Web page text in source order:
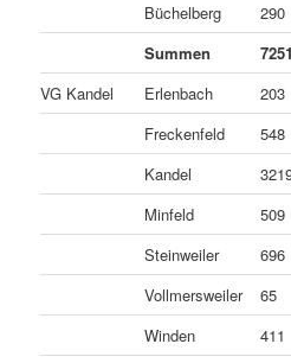
Büchelberg
290
Summen
7251
VG Kandel
Erlenbach 203
Freckenfeld
548
Kandel
Minfeld
509
Steinweiler
696
Vollmersweiler
65
Winden
411